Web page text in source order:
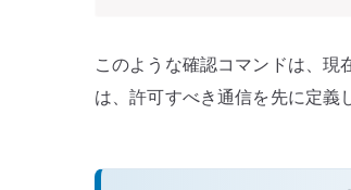
このような確認コマンドは、
は、許可すべき通信を先に定義